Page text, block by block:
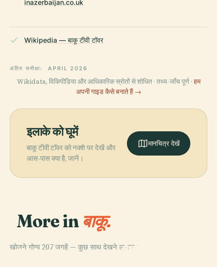
inazerbaijan.co.uk
Wikipedia — बाकू टीवी टॉवर
अंतिम समीक्षा: APRIL 2026
Wikidata, विकिपीडिया और आधिकारिक स्रोतों से शोधित · तथ्य-जाँच पूर्ण · हम
अपनी गाइड कैसे बनाते हैं →
इलाके को घूमें
बाकू टीवी टॉवर को नक्शे पर देखें और
आस-पास क्या है, जानें।
मानचित्र देखें
More in बाकू.
खोजने योग्य 207 जगहें — कुछ साथ देखने लायक।
PLACE
शैक्षणिक ऑपेरा एवं
PLACE
अज़रबाइजान का